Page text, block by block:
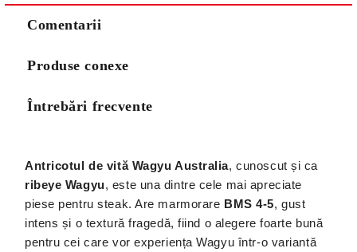
Comentarii
Produse conexe
Întrebări frecvente
Antricotul de vită Wagyu Australia, cunoscut și ca
ribeye Wagyu, este una dintre cele mai apreciate
piese pentru steak. Are marmorare BMS 4-5, gust
intens și o textură fragedă, fiind o alegere foarte bună
pentru cei care vor experiența Wagyu într-o variantă